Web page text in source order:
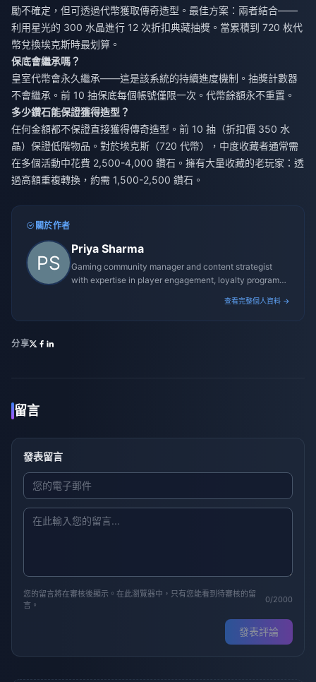
勵不確定，但可透過代幣獲取傳奇造型。最佳方案：兩者結合——
利用星光的 300 水晶進行 12 次折扣典藏抽獎。當累積到 720 枚代
幣兌換埃克斯時最划算。
保底會繼承嗎？
皇室代幣會永久繼承——這是該系統的持續進度機制。抽獎計數器
不會繼承。前 10 抽保底每個帳號僅限一次。代幣餘額永不重置。
多少鑽石能保證獲得造型？
任何金額都不保證直接獲得傳奇造型。前 10 抽（折扣價 350 水
晶）保證低階物品。對於埃克斯（720 代幣），中度收藏者通常需
在多個活動中花費 2,500-4,000 鑽石。擁有大量收藏的老玩家：透
過高額重複轉換，約需 1,500-2,500 鑽石。
關於作者
Priya Sharma
Gaming community manager and content strategist
with expertise in player engagement, loyalty programs,
查看完整個人資料 →
分享
留言
發表留言
您的留言將在審核後顯示。在此瀏覽器中，只有您能看到待審核的留
言。
0/2000
發表評論